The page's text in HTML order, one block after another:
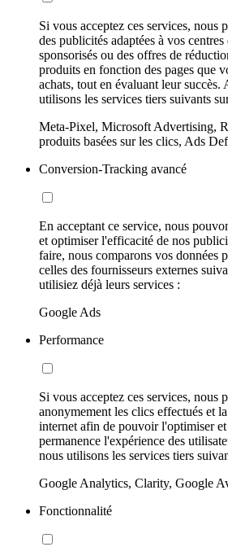
Si vous acceptez ces services, nous
des publicités adaptées à vos
sponsorisés ou des offres de
produits en fonction des pages que
achats, tout en évaluant leur succès.
utilisons les services tiers suivants
Meta-Pixel, Microsoft Advertising,
produits basées sur les clics, Ads
Conversion-Tracking avancé
En acceptant ce service, nous
et optimiser l'efficacité de nos
faire, nous comparons vos données
celles des fournisseurs externes
utilisiez déjà leurs services :
Google Ads
Performance
Si vous acceptez ces services, nous
anonymement les clics effectués et
internet afin de pouvoir l'optimiser
permanence l'expérience des
nous utilisons les services tiers
Google Analytics, Clarity, Google
Fonctionnalité